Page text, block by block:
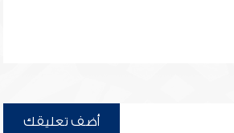
أضف تعليقك